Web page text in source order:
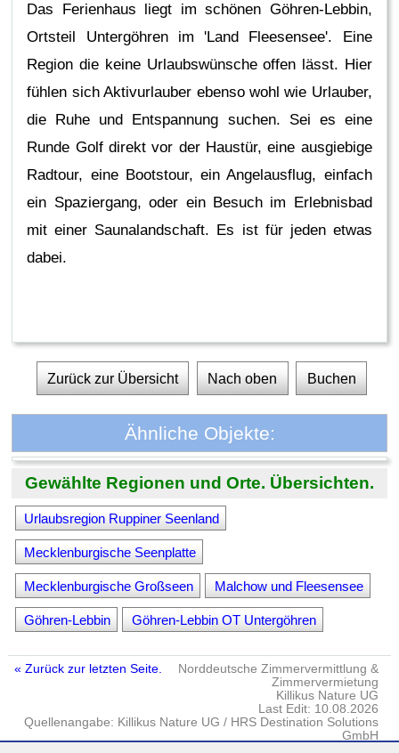
Das Ferienhaus liegt im schönen Göhren-Lebbin,
Ortsteil Untergöhren im 'Land Fleesensee'. Eine
Region die keine Urlaubswünsche offen lässt. Hier
fühlen sich Aktivurlauber ebenso wohl wie Urlauber,
die Ruhe und Entspannung suchen. Sei es eine
Runde Golf direkt vor der Haustür, eine ausgiebige
Radtour, eine Bootstour, ein Angelausflug, einfach
ein Spaziergang, oder ein Besuch im Erlebnisbad
mit einer Saunalandschaft. Es ist für jeden etwas
dabei.
Zurück zur Übersicht Nach oben Buchen
Ähnliche Objekte:
Gewählte Regionen und Orte. Übersichten.
Urlaubsregion Ruppiner Seenland
Mecklenburgische Seenplatte
Mecklenburgische Großseen Malchow und Fleesensee
Göhren-Lebbin Göhren-Lebbin OT Untergöhren
« Zurück zur letzten Seite.
Norddeutsche Zimmervermittlung &
Zimmervermietung
Killikus Nature UG
Last Edit: 10.08.2026
Quellenangabe: Killikus Nature UG / HRS Destination Solutions
GmbH